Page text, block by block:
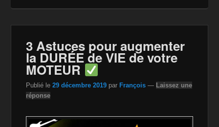
3 Astuces pour augmenter
la DURÉE de VIE de votre
MOTEUR
Publié le29 décembre 2019 par François — Laissez une
réponse